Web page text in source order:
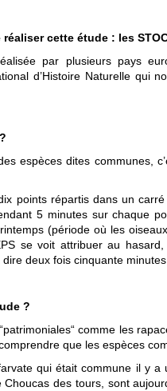
cette étude : les
par plusieurs pays
d’Histoire Naturelle qui
espèces dites communes,
points répartis dans un
5 minutes sur chaque
(période où les
se voit attribuer au
deux fois cinquante minutes
?
comme les
que les espèces
qui était commune il y
des tours, sont